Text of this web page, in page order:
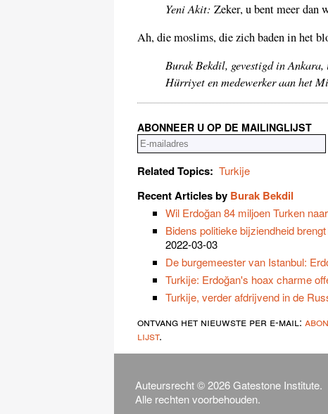
Yeni Akit: Zeker, u bent meer dan
Ah, die moslims, die zich baden in het
Burak Bekdil, gevestigd in
Hürriyet en medewerker aan het
ABONNEER U OP DE MAILINGLIJST
Related Topics: Turkije
Recent Articles by Burak Bekdil
Wil Erdoğan 84 miljoen Turken
Bidens politieke bijziendheid
2022-03-03
De burgemeester van Istanbul:
Turkije: Erdoğan's hoax charme
Turkije, verder afdrijvend in de
ontvang het nieuwste per e-mail:
lijst.
Auteursrecht © 2026 Gatestone Institute.
Alle rechten voorbehouden.